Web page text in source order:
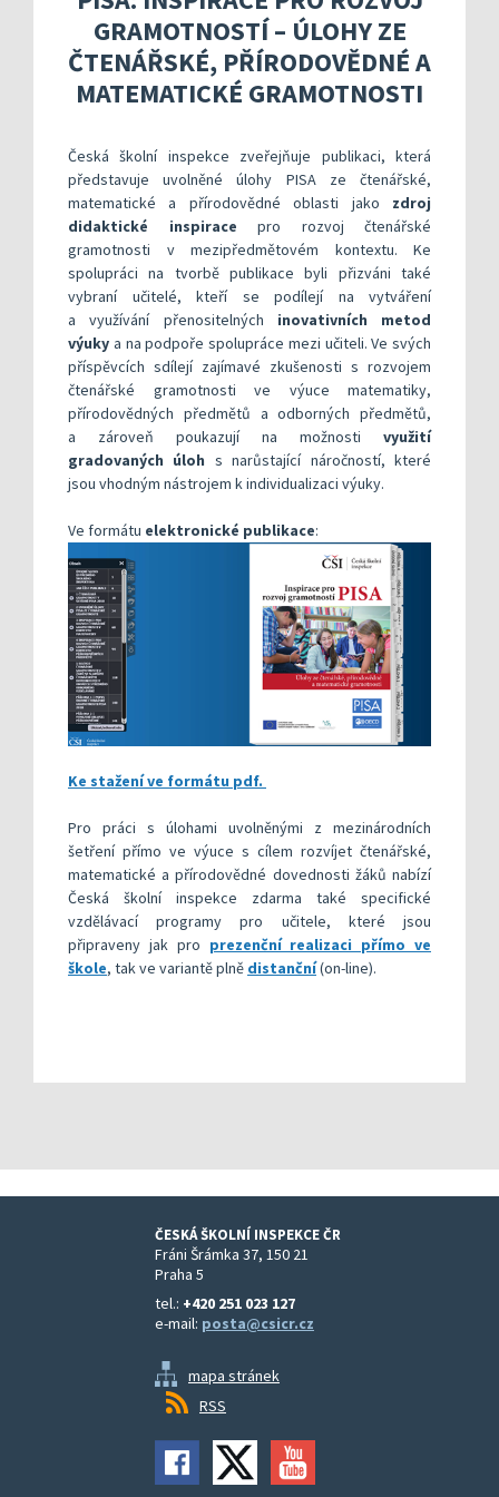
Další náměty pro realizaci vlastního hodnocení
Přehled nástrojů podle kritérií
Aktivní škola – podpora
Vybrané nástroje pro realizaci externího
KOMPAS s mentorskou podporou: Cílená
Specifická
Metodická
Publikace s
Příklady
GRAMOTNOSTÍ – ÚLOHY ZE
ČTENÁŘSKÉ, PŘÍRODOVĚDNÉ A
MATEMATICKÉ GRAMOTNOSTI
Česká školní inspekce zveřejňuje publikaci, která
představuje uvolněné úlohy PISA ze čtenářské,
matematické a přírodovědné oblasti jako zdroj
didaktické inspirace pro rozvoj čtenářské
gramotnosti v mezipředmětovém kontextu. Ke
spolupráci na tvorbě publikace byli přizváni také
vybraní učitelé, kteří se podílejí na vytváření
a využívání přenositelných inovativních metod
výuky a na podpoře spolupráce mezi učiteli. Ve svých
příspěvcích sdílejí zajímavé zkušenosti s rozvojem
čtenářské gramotnosti ve výuce matematiky,
přírodovědných předmětů a odborných předmětů,
a zároveň poukazují na možnosti využití
gradovaných úloh s narůstající náročností, které
jsou vhodným nástrojem k individualizaci výuky.
Ve formátu elektronické publikace:
Ke stažení ve formátu pdf.
Pro práci s úlohami uvolněnými z mezinárodních
šetření přímo ve výuce s cílem rozvíjet čtenářské,
matematické a přírodovědné dovednosti žáků nabízí
Česká školní inspekce zdarma také specifické
vzdělávací programy pro učitele, které jsou
připraveny jak pro prezenční realizaci přímo ve
škole, tak ve variantě plně distanční(on-line).
ČESKÁ ŠKOLNÍ INSPEKCE ČR
Fráni Šrámka 37, 150 21
Praha 5
tel.: +420 251 023 127
e-mail: posta@csicr.cz
mapa stránek
RSS